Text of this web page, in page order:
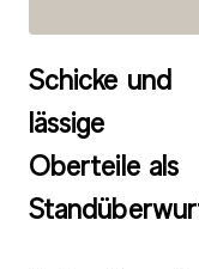
Schicke und
lässige
Oberteile als